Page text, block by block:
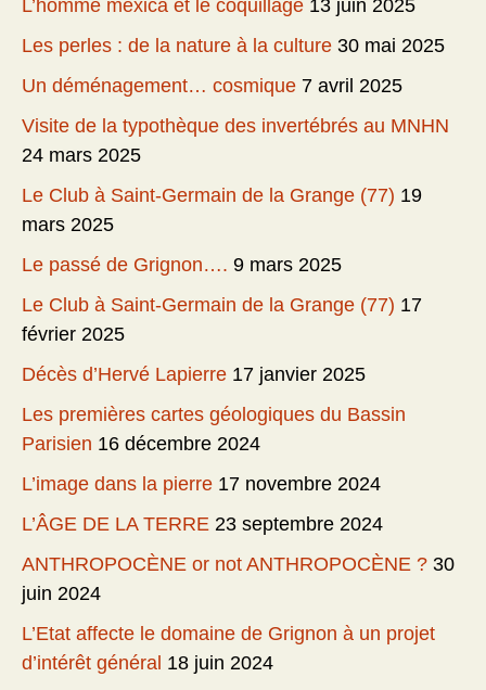
L’homme mexica et le coquillage 13 juin 2025
Les perles : de la nature à la culture 30 mai 2025
Un déménagement… cosmique 7 avril 2025
Visite de la typothèque des invertébrés au MNHN
24 mars 2025
Le Club à Saint-Germain de la Grange (77) 19
mars 2025
Le passé de Grignon…. 9 mars 2025
Le Club à Saint-Germain de la Grange (77) 17
février 2025
Décès d’Hervé Lapierre 17 janvier 2025
Les premières cartes géologiques du Bassin
Parisien 16 décembre 2024
L’image dans la pierre 17 novembre 2024
L’ÂGE DE LA TERRE 23 septembre 2024
ANTHROPOCÈNE or not ANTHROPOCÈNE ? 30
juin 2024
L’Etat affecte le domaine de Grignon à un projet
d’intérêt général 18 juin 2024